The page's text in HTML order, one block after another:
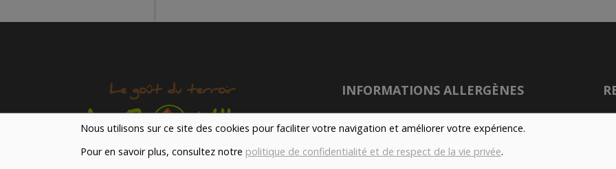
Nous utilisons sur ce site des cookies pour faciliter votre navigation et améliorer votre expérience.
Pour en savoir plus, consultez notre politique de confidentialité et de respect de la vie privée.
Notre magasin situé à Quevaucamps réunit sous son
INFORMATIONS ALLERGÈNES
Tous nos produits sont susceptibles de contenir
amples informations sur ceux-ci, vous pouvez